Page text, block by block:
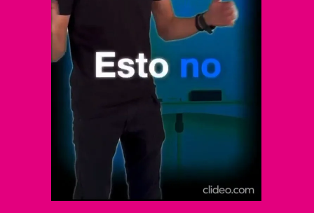
Clase
De 10 sports
DeDinero
Confabulario
Aviso Oportuno
Consultas